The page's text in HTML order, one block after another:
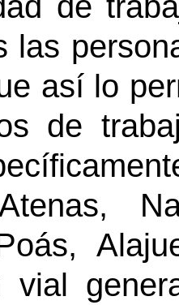
las
así lo
de
vial